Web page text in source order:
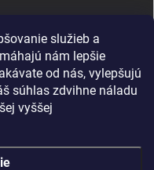
služieb a
nám lepšie
od nás, vylepšujú
súhlas zdvihne náladu
vyššej